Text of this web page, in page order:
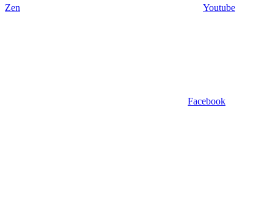
Zen Youtube
Facebook